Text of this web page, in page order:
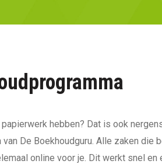
hebben? Dat is ook
De Boekhoudguru. Alle zaken die
online voor je. Dit werkt snel en